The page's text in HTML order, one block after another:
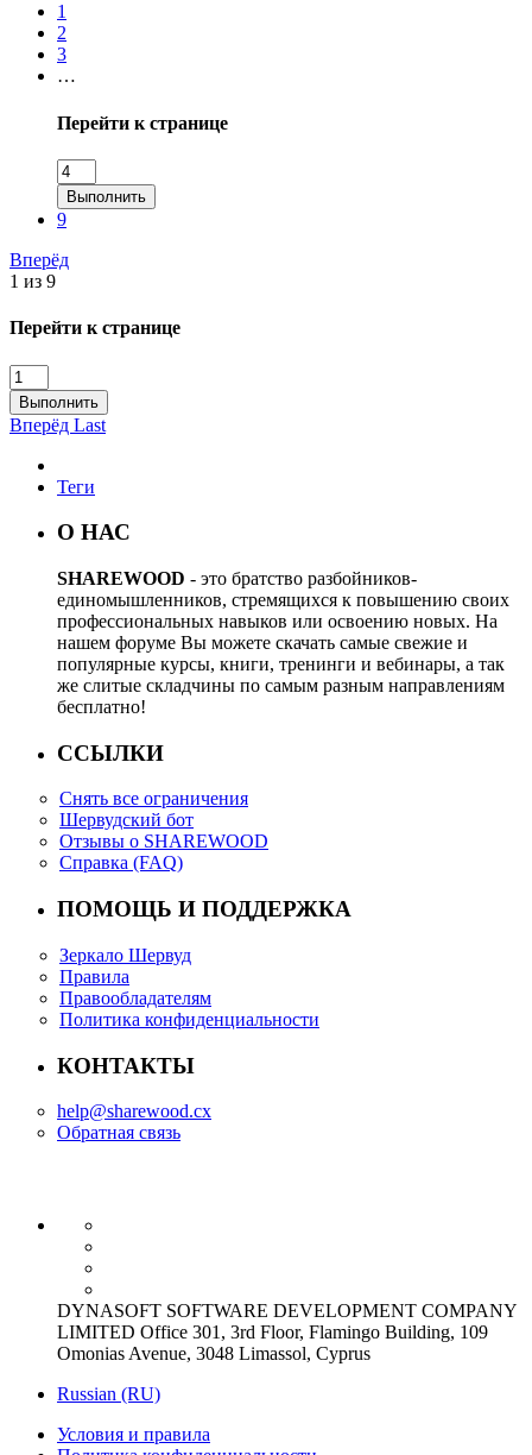
1
2
3
…
Перейти к странице
Выполнить
9
Вперёд
1 из 9
Перейти к странице
Выполнить
Вперёд Last
Теги
О НАС
SHAREWOOD - это братство разбойников-
единомышленников, стремящихся к повышению своих
профессиональных навыков или освоению новых. На
нашем форуме Вы можете скачать самые свежие и
популярные курсы, книги, тренинги и вебинары, а так
же слитые складчины по самым разным направлениям
бесплатно!
ССЫЛКИ
Снять все ограничения
Шервудский бот
Отзывы о SHAREWOOD
Справка (FAQ)
ПОМОЩЬ И ПОДДЕРЖКА
Зеркало Шервуд
Правила
Правообладателям
Политика конфиденциальности
КОНТАКТЫ
help@sharewood.cx
Обратная связь
DYNASOFT SOFTWARE DEVELOPMENT COMPANY
LIMITED Office 301, 3rd Floor, Flamingo Building, 109
Omonias Avenue, 3048 Limassol, Cyprus
Russian (RU)
Условия и правила